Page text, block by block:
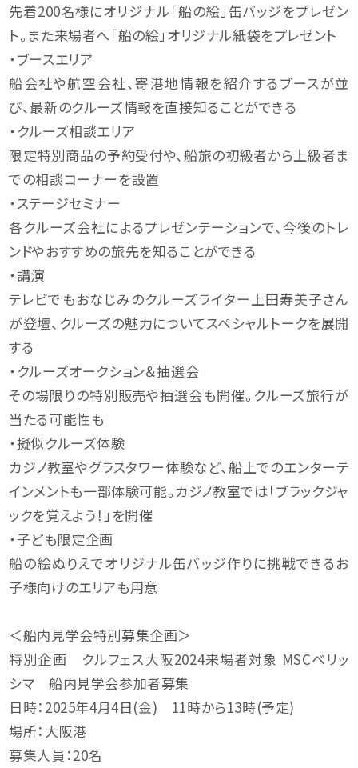
先着200名様にオリジナル「船の絵」缶バッジをプレゼン
ト。また来場者へ「船の絵」オリジナル紙袋をプレゼント
・ブースエリア
船会社や航空会社、寄港地情報を紹介するブースが並
び、最新のクルーズ情報を直接知ることができる
・クルーズ相談エリア
限定特別商品の予約受付や、船旅の初級者から上級者ま
での相談コーナーを設置
・ステージセミナー
各クルーズ会社によるプレゼンテーションで、今後のトレ
ンドやおすすめの旅先を知ることができる
・講演
テレビでもおなじみのクルーズライター上田寿美子さん
が登壇、クルーズの魅力についてスペシャルトークを展開
する
・クルーズオークション＆抽選会
その場限りの特別販売や抽選会も開催。クルーズ旅行が
当たる可能性も
・擬似クルーズ体験
カジノ教室やグラスタワー体験など、船上でのエンターテ
インメントも一部体験可能。カジノ教室では「ブラックジャ
ックを覚えよう！」を開催
・子ども限定企画
船の絵ぬりえでオリジナル缶バッジ作りに挑戦できるお
子様向けのエリアも用意
＜船内見学会特別募集企画＞
特別企画 クルフェス大阪2024来場者対象 MSCベリッ
シマ 船内見学会参加者募集
日時：2025年4月4日(金) 11時から13時(予定)
場所：大阪港
募集人員：20名